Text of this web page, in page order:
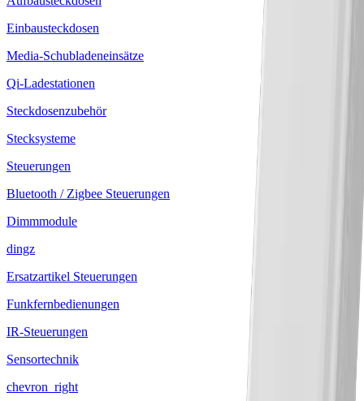
Einbausteckdosen
Media-Schubladeneinsätze
Qi-Ladestationen
Steckdosenzubehör
Stecksysteme
Steuerungen
Bluetooth / Zigbee Steuerungen
Dimmmodule
dingz
Ersatzartikel Steuerungen
Funkfernbedienungen
IR-Steuerungen
Sensortechnik
chevron_right